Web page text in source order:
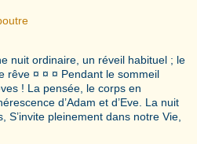
nuit ordinaire, un réveil habituel ; le
rêve ¤ ¤ ¤ Pendant le sommeil
! La pensée, le corps en
d’Adam et d’Eve. La nuit
S’invite pleinement dans notre Vie,